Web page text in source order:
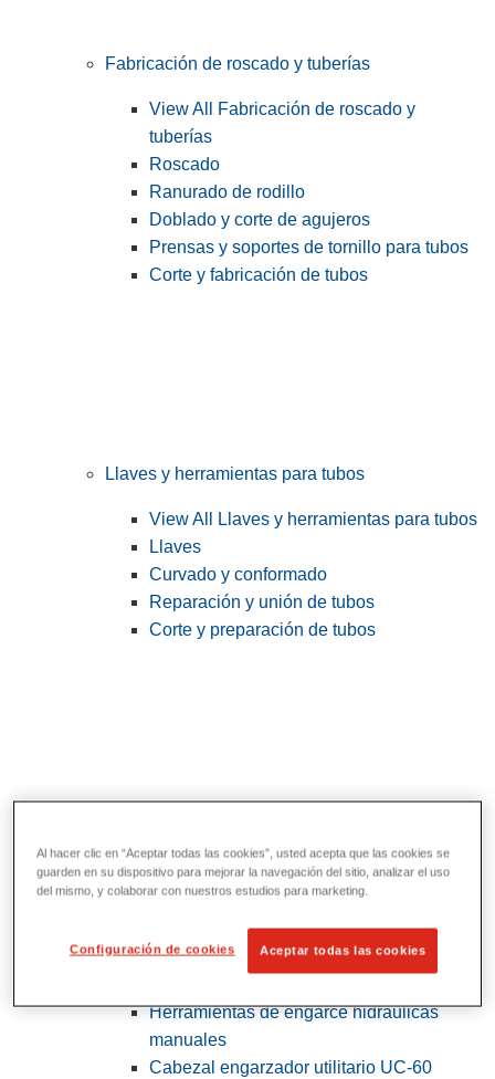
Fabricación de roscado y tuberías
View All Fabricación de roscado y
tuberías
Roscado
Ranurado de rodillo
Doblado y corte de agujeros
Prensas y soportes de tornillo para tubos
Corte y fabricación de tubos
Llaves y herramientas para tubos
View All Llaves y herramientas para tubos
Llaves
Curvado y conformado
Reparación y unión de tubos
Corte y preparación de tubos
Herramientas de servicios públicos y de
View All Herramientas de servicios
Herramientas de engarce hidráulicas
manuales
Cabezal engarzador utilitario UC-60
Al hacer clic en “Aceptar todas las cookies”, usted acepta que las cookies se
guarden en su dispositivo para mejorar la navegación del sitio, analizar el uso
del mismo, y colaborar con nuestros estudios para marketing.
Configuración de cookies Aceptar todas las cookies